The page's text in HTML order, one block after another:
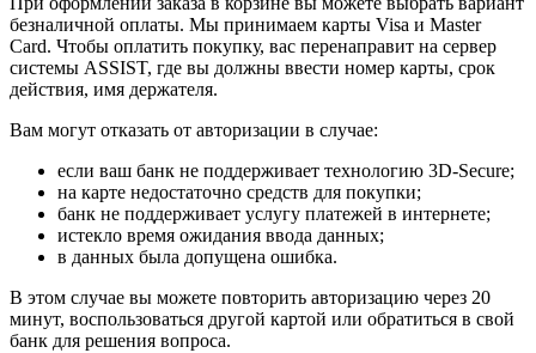
безналичной оплаты. Мы принимаем карты Visa и Master
Card. Чтобы оплатить покупку, вас перенаправит на сервер
системы ASSIST, где вы должны ввести номер карты, срок
действия, имя держателя.
Вам могут отказать от авторизации в случае:
если ваш банк не поддерживает технологию 3D-Secure;
на карте недостаточно средств для покупки;
банк не поддерживает услугу платежей в интернете;
истекло время ожидания ввода данных;
в данных была допущена ошибка.
В этом случае вы можете повторить авторизацию через 20
минут, воспользоваться другой картой или обратиться в свой
банк для решения вопроса.